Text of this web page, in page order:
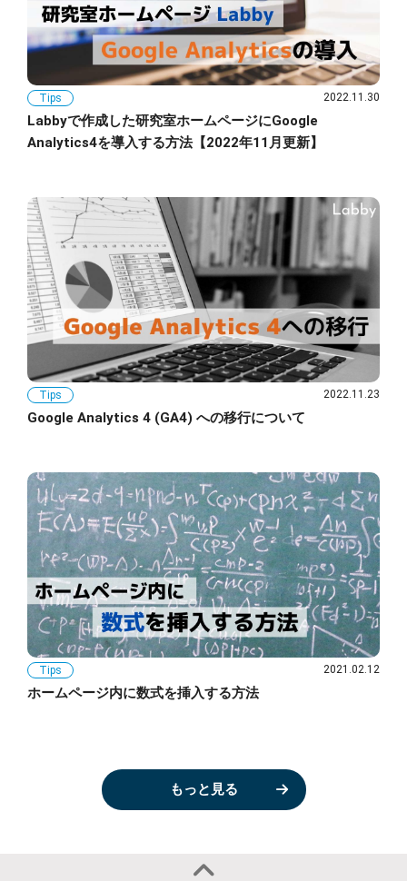
Tips 2022.11.30
Labbyで作成した研究室ホームページにGoogle
Analytics4を導入する方法【2022年11月更新】
Tips 2022.11.23
Google Analytics 4 (GA4) への移行について
Tips 2021.02.12
ホームページ内に数式を挿入する方法
もっと見る